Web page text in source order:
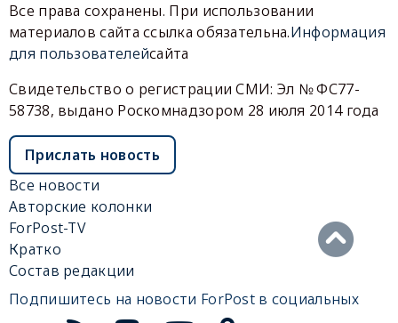
Все права сохранены. При использовании
материалов сайта ссылка обязательна.Информация
для пользователейсайта
Свидетельство о регистрации СМИ: Эл № ФС77-
58738, выдано Роскомнадзором 28 июля 2014 года
Прислать новость
Все новости
Авторские колонки
ForPost-TV
Кратко
Состав редакции
Подпишитесь на новости ForPost в социальных